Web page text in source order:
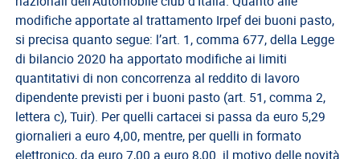
Previdenza
Enpacl
A.S.G.C.D.L.
Direttivo
A.S.G.C.D.L.
Documenti
modifiche apportate al trattamento Irpef dei buoni pasto,
si precisa quanto segue: l’art. 1, comma 677, della Legge
di bilancio 2020 ha apportato modifiche ai limiti
quantitativi di non concorrenza al reddito di lavoro
dipendente previsti per i buoni pasto (art. 51, comma 2,
lettera c), Tuir). Per quelli cartacei si passa da euro 5,29
giornalieri a euro 4,00, mentre, per quelli in formato
elettronico, da euro 7,00 a euro 8,00. il motivo delle novità